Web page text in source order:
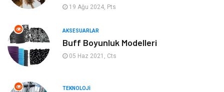
Aksesuarlar
Mobilya
Gayrimenkul
Ev İşleri
19 Ağu 2024, Pts
AKSESUARLAR
Buff Boyunluk Modelleri
05 Haz 2021, Cts
TEKNOLOJI